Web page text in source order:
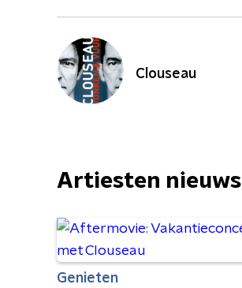
Clouseau
Artiesten nieuws
Genieten